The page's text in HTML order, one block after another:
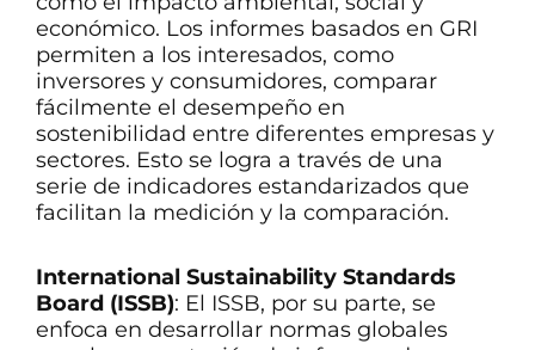
económico. Los informes basados en GRI
permiten a los interesados, como
inversores y consumidores, comparar
fácilmente el desempeño en
sostenibilidad entre diferentes empresas y
sectores. Esto se logra a través de una
serie de indicadores estandarizados que
facilitan la medición y la comparación.
International Sustainability Standards
Board (ISSB): El ISSB, por su parte, se
enfoca en desarrollar normas globales